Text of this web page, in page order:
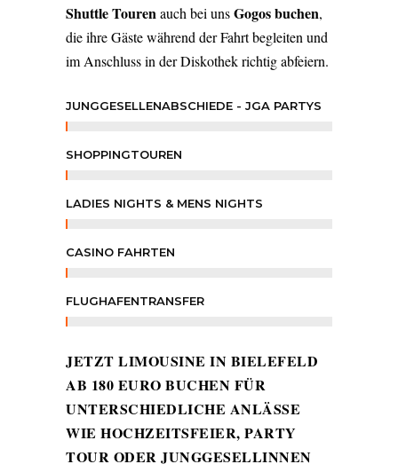
Shuttle Tourenauch bei unsGogos buchen,
die ihre Gäste während der Fahrt begleiten und
im Anschluss in der Diskothek richtig abfeiern.
JUNGGESELLENABSCHIEDE - JGA PARTYS
SHOPPINGTOUREN
LADIES NIGHTS & MENS NIGHTS
CASINO FAHRTEN
FLUGHAFENTRANSFER
JETZT LIMOUSINE IN BIELEFELD
AB 180 EURO BUCHEN FÜR
UNTERSCHIEDLICHE ANLÄSSE
WIE HOCHZEITSFEIER, PARTY
TOUR ODER JUNGGESELLINNEN